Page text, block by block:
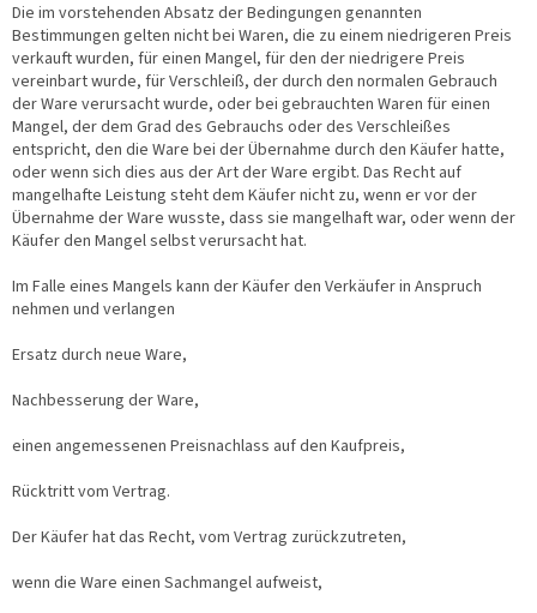
Die im vorstehenden Absatz der Bedingungen genannten
Bestimmungen gelten nicht bei Waren, die zu einem niedrigeren Preis
verkauft wurden, für einen Mangel, für den der niedrigere Preis
vereinbart wurde, für Verschleiß, der durch den normalen Gebrauch
der Ware verursacht wurde, oder bei gebrauchten Waren für einen
Mangel, der dem Grad des Gebrauchs oder des Verschleißes
entspricht, den die Ware bei der Übernahme durch den Käufer hatte,
oder wenn sich dies aus der Art der Ware ergibt. Das Recht auf
mangelhafte Leistung steht dem Käufer nicht zu, wenn er vor der
Übernahme der Ware wusste, dass sie mangelhaft war, oder wenn der
Käufer den Mangel selbst verursacht hat.
Im Falle eines Mangels kann der Käufer den Verkäufer in Anspruch
nehmen und verlangen
Ersatz durch neue Ware,
Nachbesserung der Ware,
einen angemessenen Preisnachlass auf den Kaufpreis,
Rücktritt vom Vertrag.
Der Käufer hat das Recht, vom Vertrag zurückzutreten,
wenn die Ware einen Sachmangel aufweist,